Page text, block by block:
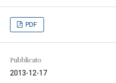
PDF
Pubblicato
2013-12-17